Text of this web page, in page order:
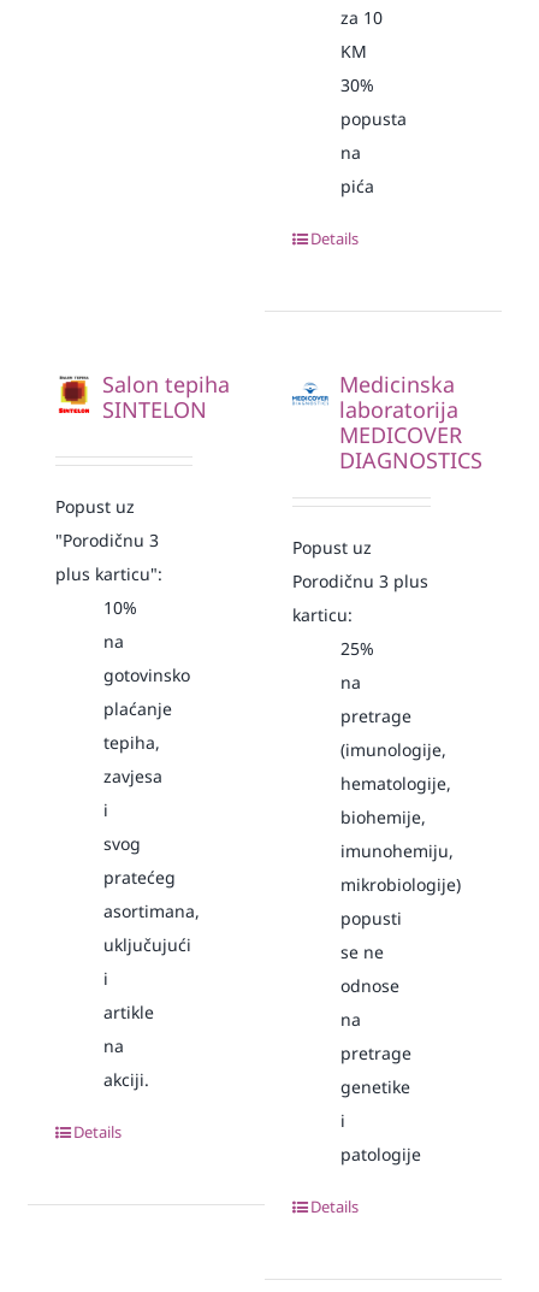
za 10
KM
30%
popusta
na
pića
Details
Salon tepiha
SINTELON
Popust uz
"Porodičnu 3
plus karticu":
10%
na
gotovinsko
plaćanje
tepiha,
zavjesa
i
svog
pratećeg
asortimana,
uključujući
i
artikle
na
akciji.
Details
Medicinska
laboratorija
MEDICOVER
DIAGNOSTICS
Popust uz
Porodičnu 3 plus
karticu:
25%
na
pretrage
(imunologije,
hematologije,
biohemije,
imunohemiju,
mikrobiologije)
popusti
se ne
odnose
na
pretrage
genetike
i
patologije
Details